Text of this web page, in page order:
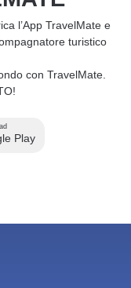
l’App TravelMate e
turistico
con TravelMate.
Play